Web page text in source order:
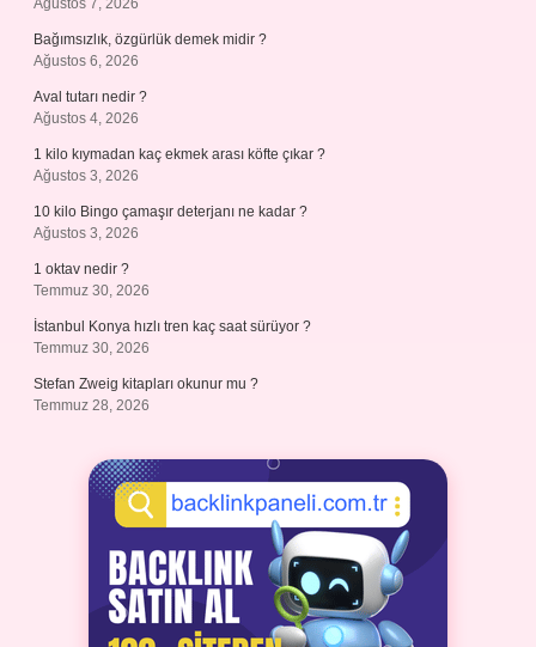
Ağustos 7, 2026
Bağımsızlık, özgürlük demek midir ?
Ağustos 6, 2026
Aval tutarı nedir ?
Ağustos 4, 2026
1 kilo kıymadan kaç ekmek arası köfte çıkar ?
Ağustos 3, 2026
10 kilo Bingo çamaşır deterjanı ne kadar ?
Ağustos 3, 2026
1 oktav nedir ?
Temmuz 30, 2026
İstanbul Konya hızlı tren kaç saat sürüyor ?
Temmuz 30, 2026
Stefan Zweig kitapları okunur mu ?
Temmuz 28, 2026